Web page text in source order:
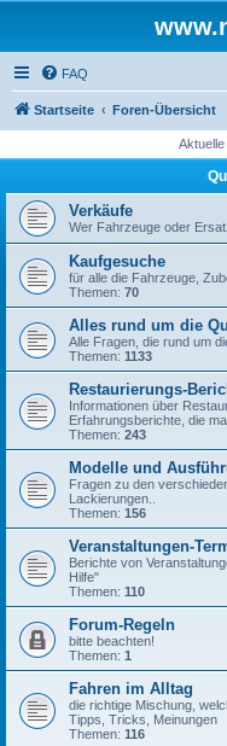
FAQ
Startseite Foren-Übersicht
Verkäufe
Wer Fahrzeuge oder
Kaufgesuche
für alle die Fahrzeuge,
Themen: 70
Alles rund um die
Alle Fragen, die rund um
Themen: 1133
Restaurierungs-
Informationen über
Erfahrungsberichte, die
Themen: 243
Modelle und
Fragen zu den
Lackierungen..
Themen: 156
Veranstaltungen-
Berichte von
Hilfe"
Themen: 110
Forum-Regeln
bitte beachten!
Themen: 1
Fahren im Alltag
die richtige Mischung,
Tipps, Tricks, Meinungen
Themen: 116